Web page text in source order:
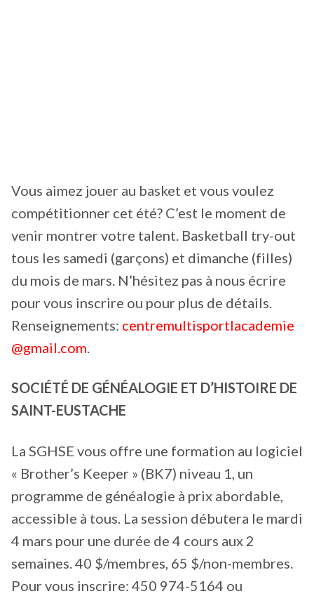
Vous aimez jouer au basket et vous voulez
compétitionner cet été? C’est le moment de
venir montrer votre talent. Basketball try-out
tous les samedi (garçons) et dimanche (filles)
du mois de mars. N’hésitez pas à nous écrire
pour vous inscrire ou pour plus de détails.
Renseignements: centremultisportlacademie
@gmail.com.
SOCIÉTÉ DE GÉNÉALOGIE ET D’HISTOIRE DE
SAINT-EUSTACHE
La SGHSE vous offre une formation au logiciel
« Brother’s Keeper » (BK7) niveau 1, un
programme de généalogie à prix abordable,
accessible à tous. La session débutera le mardi
4 mars pour une durée de 4 cours aux 2
semaines. 40 $/membres, 65 $/non-membres.
Pour vous inscrire: 450 974-5164 ou